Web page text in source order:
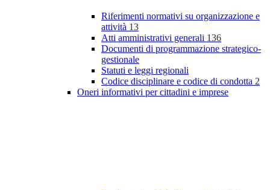
Riferimenti normativi su organizzazione e
attività 13
Atti amministrativi generali 136
Documenti di programmazione strategico-
gestionale
Statuti e leggi regionali
Codice disciplinare e codice di condotta 2
Oneri informativi per cittadini e imprese